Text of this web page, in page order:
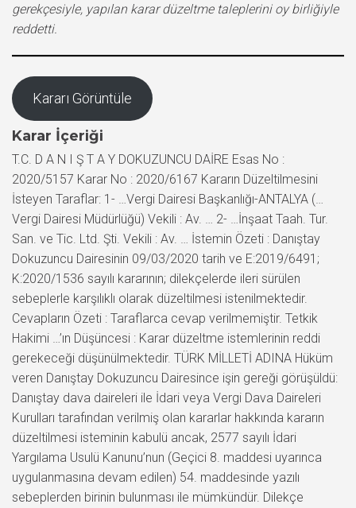
gerekçesiyle, yapılan karar düzeltme taleplerini oy birliğiyle
reddetti.
Kararı Görüntüle
Karar İçeriği
T.C. D A N I Ş T A Y DOKUZUNCU DAİRE Esas No :
2020/5157 Karar No : 2020/6167 Kararın Düzeltilmesini
İsteyen Taraflar: 1- …Vergi Dairesi Başkanlığı-ANTALYA (…
Vergi Dairesi Müdürlüğü) Vekili : Av. … 2- …İnşaat Taah. Tur.
San. ve Tic. Ltd. Şti. Vekili : Av. … İstemin Özeti : Danıştay
Dokuzuncu Dairesinin 09/03/2020 tarih ve E:2019/6491;
K:2020/1536 sayılı kararının; dilekçelerde ileri sürülen
sebeplerle karşılıklı olarak düzeltilmesi istenilmektedir.
Cevapların Özeti : Taraflarca cevap verilmemiştir. Tetkik
Hakimi …’ın Düşüncesi : Karar düzeltme istemlerinin reddi
gerekeceği düşünülmektedir. TÜRK MİLLETİ ADINA Hüküm
veren Danıştay Dokuzuncu Dairesince işin gereği görüşüldü:
Danıştay dava daireleri ile İdari veya Vergi Dava Daireleri
Kurulları tarafından verilmiş olan kararlar hakkında kararın
düzeltilmesi isteminin kabulü ancak, 2577 sayılı İdari
Yargılama Usulü Kanunu’nun (Geçici 8. maddesi uyarınca
uygulanmasına devam edilen) 54. maddesinde yazılı
sebeplerden birinin bulunması ile mümkündür. Dilekçe